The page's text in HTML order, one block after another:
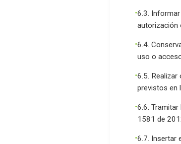
6.3.
autorización
6.4.
uso o
6.5.
previstos en
6.6.
1581 de
6.7. Insertar